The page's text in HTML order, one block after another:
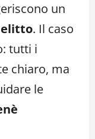
un
. Il caso
tutti i
chiaro, ma
le